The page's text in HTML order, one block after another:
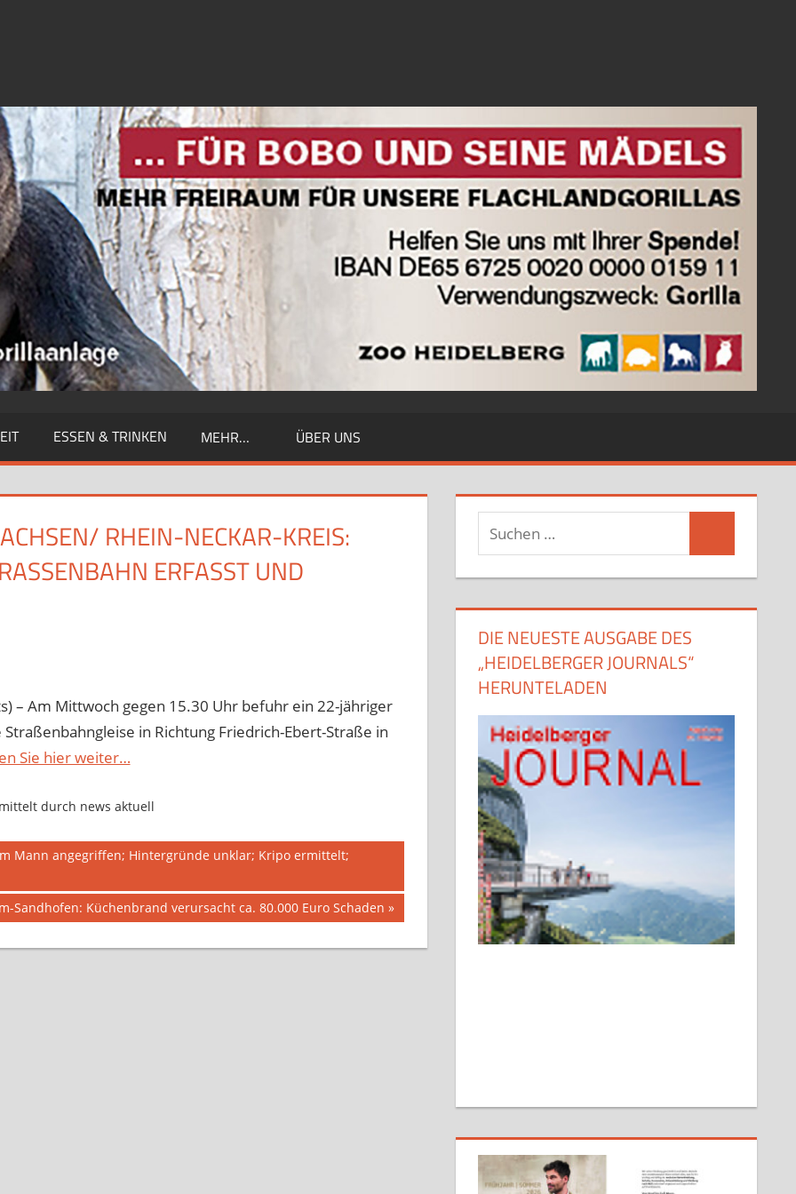
ESSEN & TRINKEN MEHR… ÜBER UNS
RHEIN-NECKAR-KREIS: P
ERFASST UND VE
– Am Mittwoch gegen 15.30 Uhr befuhr ein 22-jähriger
in Richtung Friedrich-Ebert-Straße in
Sie hier weiter…
durch news aktuell
Mann angegriffen; Hintergründe unklar; Kripo ermittelt;
Sandhofen: Küchenbrand verursacht ca. 80.000 Euro Schaden
Suchen
DIE NEUESTE AUSGABE DES
„HEIDELBERGER JOURNALS“
HERUNTELADEN